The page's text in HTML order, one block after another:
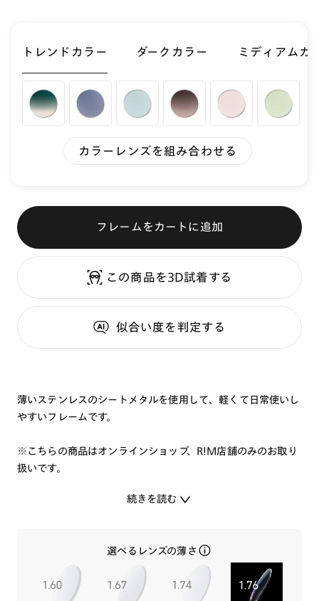
トレンドカラー ダークカラー ミディアムカ
カラーレンズを組み合わせる
フレームをカートに追加
この商品を3D試着する
似合い度を判定する
薄いステンレスのシートメタルを使用して、軽くて日常使いし
やすいフレームです。
※こちらの商品はオンラインショップ、R!M店舗のみのお取り
扱いです。
続きを読む
選べるレンズの薄さ